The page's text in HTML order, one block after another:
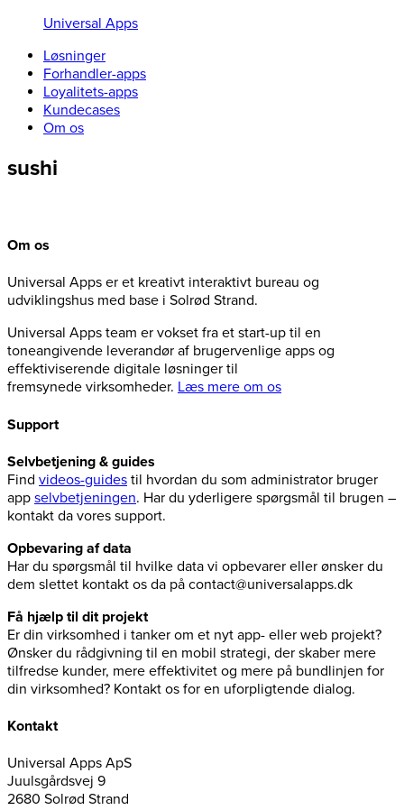
Universal Apps
Løsninger
Forhandler-apps
Loyalitets-apps
Kundecases
Om os
sushi
Om os
Universal Apps er et kreativt interaktivt bureau og
udviklingshus med base i Solrød Strand.
Universal Apps team er vokset fra et start-up til en
toneangivende leverandør af brugervenlige apps og
effektiviserende digitale løsninger til
fremsynede virksomheder. Læs mere om os
Support
Selvbetjening & guides
Find videos-guides til hvordan du som administrator bruger
app selvbetjeningen. Har du yderligere spørgsmål til brugen –
kontakt da vores support.
Opbevaring af data
Har du spørgsmål til hvilke data vi opbevarer eller ønsker du
dem slettet kontakt os da på contact@universalapps.dk
Få hjælp til dit projekt
Er din virksomhed i tanker om et nyt app- eller web projekt?
Ønsker du rådgivning til en mobil strategi, der skaber mere
tilfredse kunder, mere effektivitet og mere på bundlinjen for
din virksomhed? Kontakt os for en uforpligtende dialog.
Kontakt
Universal Apps ApS
Juulsgårdsvej 9
2680 Solrød Strand